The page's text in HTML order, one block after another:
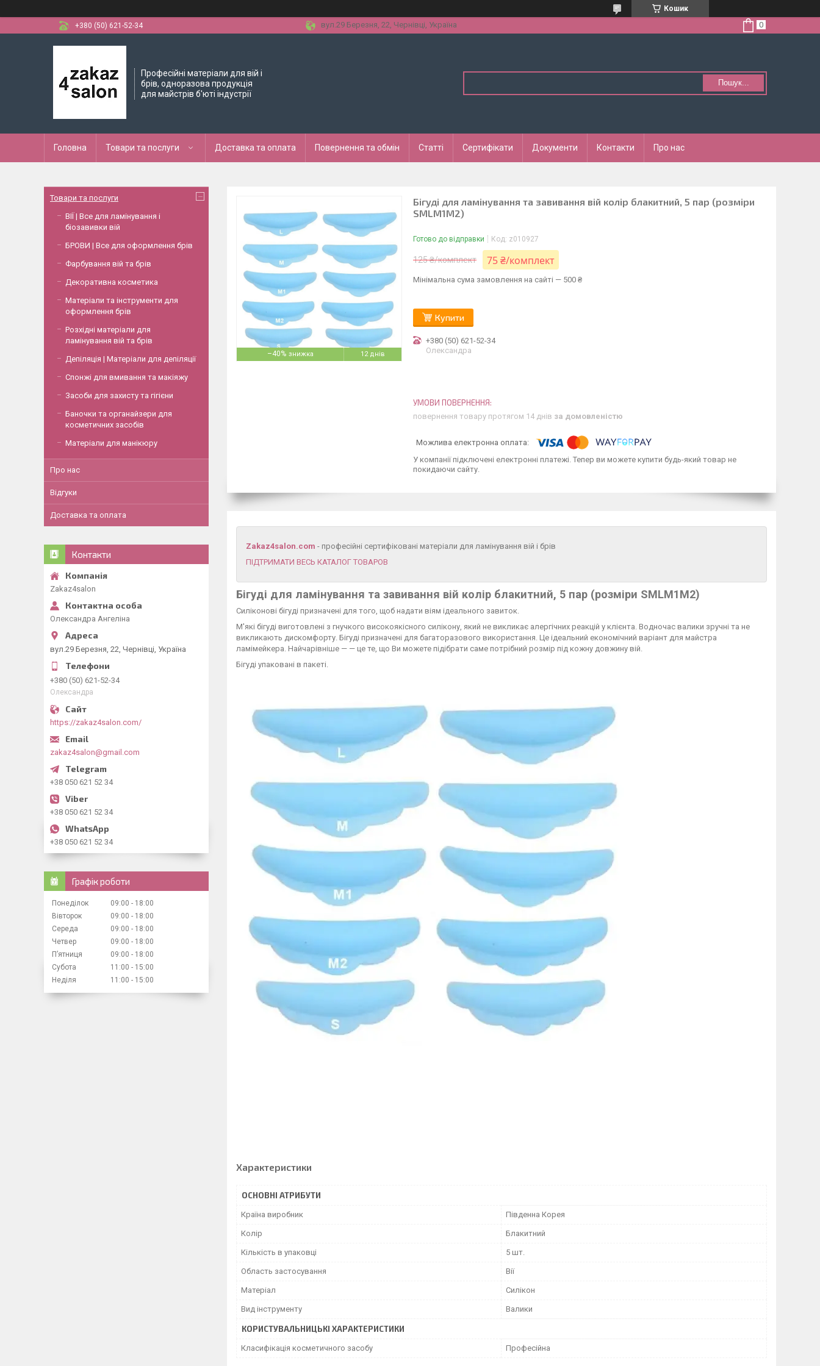
Кошик
+380 (50) 621-52-34
вул.29 Березня, 22, Чернівці, Україна
Професійні матеріали для вій і
брів, одноразова продукція
для майстрів б'юті індустрії
Пошук...
Головна Товари та послуги Доставка та оплата Повернення та обмін Статті Сертифікати Документи Контакти Про нас
–40% 12 днів
Бігуді для ламінування та завивання вій колір блакитний, 5 пар (розміри
SMLM1M2)
Готово до відправки Код: z010927
125 ₴/комплект 75 ₴/комплект
Мінімальна сума замовлення на сайті — 500 ₴
Купити
+380 (50) 621-52-34
Олександра
повернення товару протягом 14 днів за домовленістю
У компанії підключені електронні платежі. Тепер ви можете купити будь-який товар не
покидаючи сайту.
Zakaz4salon.com - професійні сертифіковані матеріали для ламінування вій і брів
ПІДТРИМАТИ ВЕСЬ КАТАЛОГ ТОВАРОВ
Бігуді для ламінування та завивання вій колір блакитний, 5 пар (розміри SMLM1M2)
Силіконові бігуді призначені для того, щоб надати віям ідеального завиток.
М'які бігуді виготовлені з гнучкого високоякісного силікону, який не викликає алергічних реакцій у клієнта. Водночас валики зручні та не
викликають дискомфорту. Бігуді призначені для багаторазового використання. Це ідеальний економічний варіант для майстра
ламімейкера. Найчарівніше — — це те, що Ви можете підібрати саме потрібний розмір під кожну довжину вій.
Бігуді упаковані в пакеті.
Характеристики
ОСНОВНІ АТРИБУТИ
Країна виробник Південна Корея
Колір Блакитний
Кількість в упаковці 5 шт.
Область застосування Вії
Матеріал Силікон
Вид інструменту Валики
КОРИСТУВАЛЬНИЦЬКІ ХАРАКТЕРИСТИКИ
Класифікація косметичного засобу Професійна
Товари та послуги
ВІЇ | Все для ламінування і
біозавивки вій
БРОВИ | Все для оформлення брів
Фарбування вій та брів
Декоративна косметика
Матеріали та інструменти для
оформлення брів
Розхідні матеріали для
ламінування вій та брів
Депіляція | Матеріали для депіляції
Спонжі для вмивання та макіяжу
Засоби для захисту та гігієни
Баночки та органайзери для
косметичних засобів
Матеріали для манікюру
Про нас
Відгуки
Доставка та оплата
Контакти
Zakaz4salon
Олександра Ангеліна
вул.29 Березня, 22, Чернівці, Україна
+380 (50) 621-52-34
Олександра
https://zakaz4salon.com/
zakaz4salon@gmail.com
+38 050 621 52 34
+38 050 621 52 34
+38 050 621 52 34
Графік роботи
Понеділок 09:00
18:00
Вівторок
09:00
18:00
Середа
09:00
18:00
Четвер
09:00
18:00
Пʼятниця
09:00
18:00
Субота
11:00
15:00
Неділя
11:00 15:00